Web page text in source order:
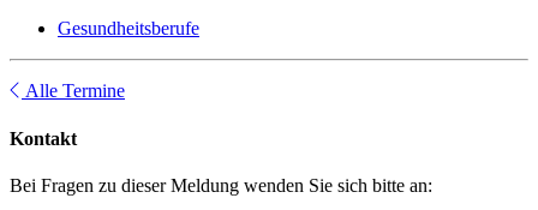
Gesundheitsberufe
Alle Termine
Kontakt
Bei Fragen zu dieser Meldung wenden Sie sich bitte an: